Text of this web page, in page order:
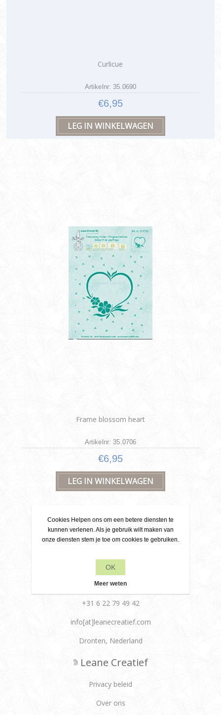
Curlicue
Artikelnr: 35.0690
€6,95
Frame blossom heart
Artikelnr: 35.0706
€6,95
+31 6 22 79 49 42
info[at]leanecreatief.com
Dronten, Nederland
Leane Creatief
Privacy beleid
Over ons
Cookies Helpen ons om een betere diensten te
kunnen verlenen. Als je gebruik wilt maken van
onze diensten stem je toe om cookies te gebruiken.
OK
Meer weten